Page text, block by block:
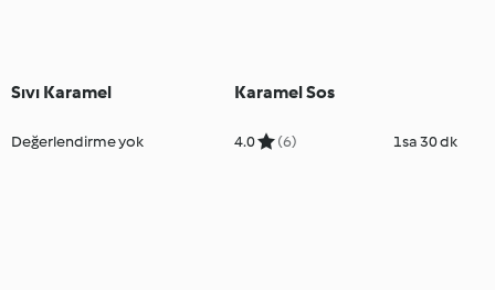
Sıvı Karamel
Değerlendirme yok
Karamel Sos
4.0 (6) 1sa 30 dk